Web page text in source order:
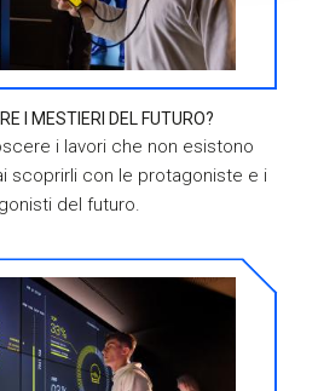
I MESTIERI DEL FUTURO?
i lavori che non esistono
scoprirli con le protagoniste e i
del futuro.